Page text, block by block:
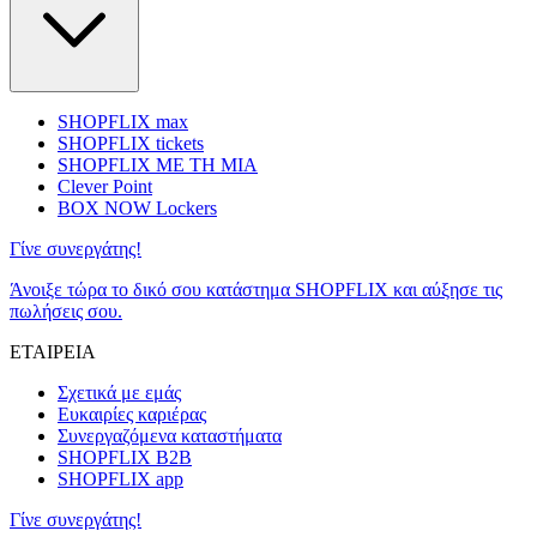
SHOPFLIX max
SHOPFLIX tickets
SHOPFLIX ΜΕ ΤΗ ΜΙΑ
Clever Point
BOX NOW Lockers
Γίνε συνεργάτης!
Άνοιξε τώρα το δικό σου κατάστημα SHOPFLIX και αύξησε τις
πωλήσεις σου.
ΕΤΑΙΡΕΙΑ
Σχετικά με εμάς
Ευκαιρίες καριέρας
Συνεργαζόμενα καταστήματα
SHOPFLIX B2B
SHOPFLIX app
Γίνε συνεργάτης!